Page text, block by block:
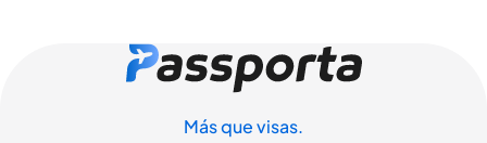
Más que visas.